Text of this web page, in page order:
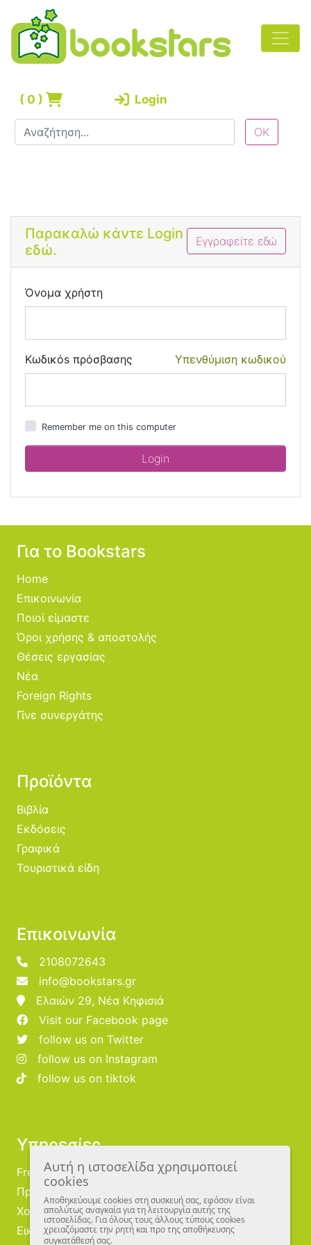
( 0 ) Login
Εγγραφείτε εδώ
Παρακαλώ κάντε Login
εδώ.
Όνομα χρήστη
Υπενθύμιση κωδικού
Κωδικόs πρόσβασης
Remember me on this computer
Για το Bookstars
Home
Επικοινωνία
Ποιοί είμαστε
Όροι χρήσης & αποστολής
Θέσεις εργασίας
Νέα
Foreign Rights
Γίνε συνεργάτης
Προϊόντα
Βιβλία
Εκδόσεις
Γραφικά
Τουριστικά είδη
Επικοινωνία
2108072643
info@bookstars.gr
Ελαιών 29, Νέα Κηφισιά
Visit our Facebook page
follow us on Twitter
follow us on Instagram
follow us on tiktok
Υπηρεσίες
Free Publishing
Προμηθευτές
Χονδρική
Εικονογράφοι
Αυτή η ιστοσελίδα χρησιμοποιεί
cookies
Αποθηκεύουμε cookies στη συσκευή σας, εφόσον είναι
απολύτως αναγκαία για τη λειτουργία αυτής της
ιστοσελίδας. Για όλους τους άλλους τύπους cookies
χρειαζόμαστε την ρητή και προ της αποθήκευσης
συγκατάθεσή σας.